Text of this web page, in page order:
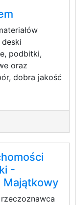
podbitki,
oraz
dobra jakość
-
Majątkowy